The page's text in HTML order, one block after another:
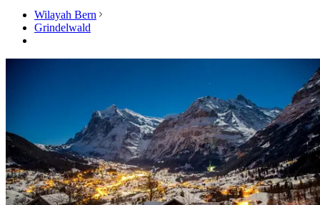
Wilayah Bern
Grindelwald